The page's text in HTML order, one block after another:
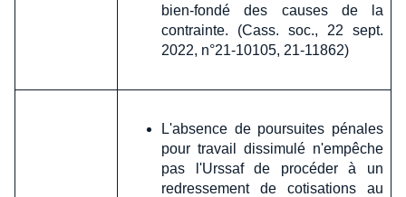
bien-fondé des causes de la
contrainte. (Cass. soc., 22 sept.
2022, n°21-10105, 21-11862)
L'absence de poursuites pénales
pour travail dissimulé n'empêche
pas l'Urssaf de procéder à un
redressement de cotisations au